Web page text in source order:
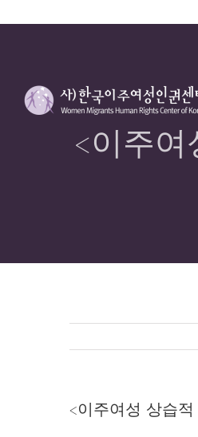
<이주
<이주여성 상습